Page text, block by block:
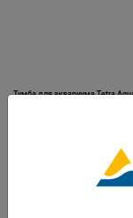
Тумба для аквариума Tetra